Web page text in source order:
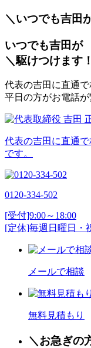
＼いつでも吉田
いつでも吉田が
＼駆けつけます
代表の吉田に直通で
平日の方がお電話が
代表の吉田に直通
です。
0120-334-502
[受付]9:00～18:00
[定休]毎週日曜日・
メールで相談
無料見積もり
＼お急ぎの